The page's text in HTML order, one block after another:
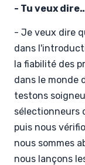
- Tu veux
- Je veux dire
dans
la fiabilité des
dans le monde
testons
sélectionneurs
puis nous
nous sommes
nous lançons